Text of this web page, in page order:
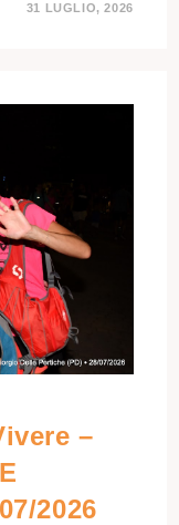
31 LUGLIO, 2026
–
2026